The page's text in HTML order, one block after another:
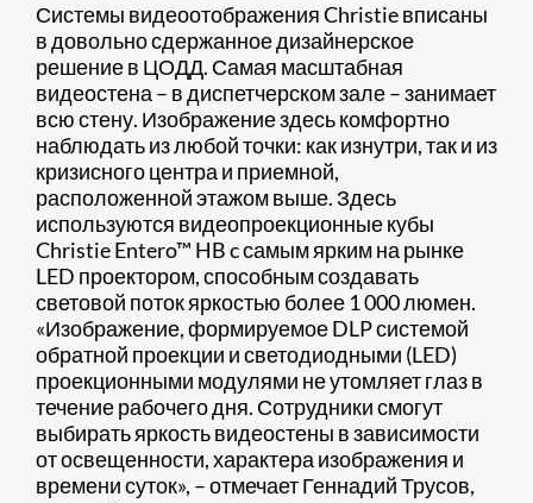
Системы видеоотображения Christie вписаны
в довольно сдержанное дизайнерское
решение в ЦОДД. Самая масштабная
видеостена – в диспетчерском зале – занимает
всю стену. Изображение здесь комфортно
наблюдать из любой точки: как изнутри, так и из
кризисного центра и приемной,
расположенной этажом выше. Здесь
используются видеопроекционные кубы
Christie Entero™ HB c самым ярким на рынке
LED проектором, способным создавать
световой поток яркостью более 1 000 люмен.
«Изображение, формируемое DLP системой
обратной проекции и светодиодными (LED)
проекционными модулями не утомляет глаз в
течение рабочего дня. Сотрудники смогут
выбирать яркость видеостены в зависимости
от освещенности, характера изображения и
времени суток», – отмечает Геннадий Трусов,